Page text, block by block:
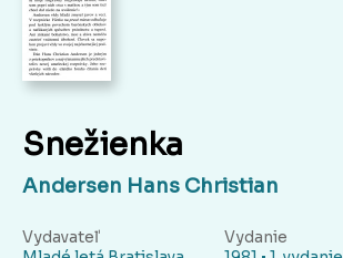
Snežienka
Andersen Hans Christian
Vydavateľ
Vydanie